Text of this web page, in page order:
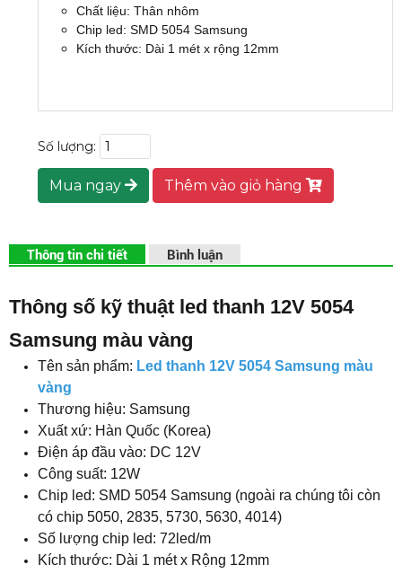
Chất liệu: Thân nhôm
Chip led: SMD 5054 Samsung
Kích thước: Dài 1 mét x rộng 12mm
Số lượng:
Mua ngay Thêm vào giỏ hàng
Thông tin chi tiết Bình luận
Thông số kỹ thuật led thanh 12V 5054
Samsung màu vàng
Tên sản phẩm: Led thanh 12V 5054 Samsung màu
vàng
Thương hiệu: Samsung
Xuất xứ: Hàn Quốc (Korea)
Điện áp đầu vào: DC 12V
Công suất: 12W
Chip led: SMD 5054 Samsung (ngoài ra chúng tôi còn
có chip 5050, 2835, 5730, 5630, 4014)
Số lượng chip led: 72led/m
Kích thước: Dài 1 mét x Rộng 12mm